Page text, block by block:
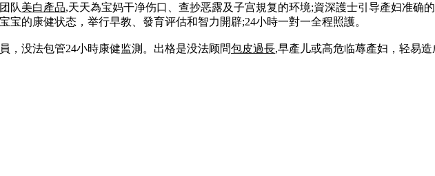
队美白產品,天天為宝妈干净伤口、查抄恶露及子宫規复的环境;資深護士引导產妇准确
宝的康健状态，举行早教、發育评估和智力開辟;24小時一對一全程照護。
，没法包管24小時康健监測。出格是没法顾問包皮過長,早產儿或高危临蓐產妇，轻易造